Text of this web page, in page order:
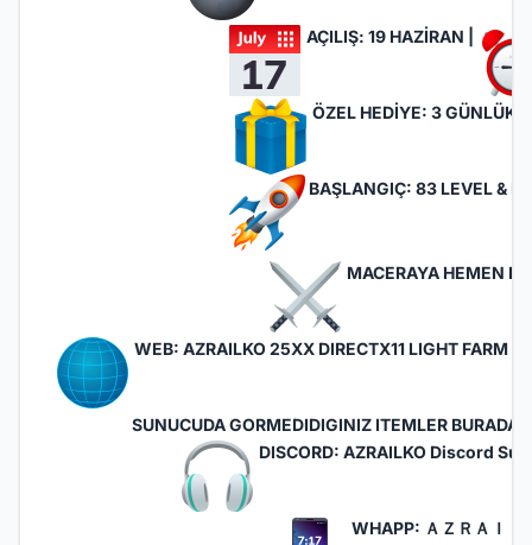
AÇILIŞ: 19 HAZİRAN |
ÖZEL HEDİYE: 3 GÜNLÜK
BAŞLANGIÇ: 83 LEVEL &
MACERAYA HEMEN
WEB: AZRAILKO 25XX DIRECTX11 LIGHT FARM
SUNUCUDA GORMEDIDIGINIZ ITEMLER BURADA
DISCORD: AZRAILKO Discord
WHAPP: ＡＺＲＡＩＬ